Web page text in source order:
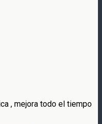
, mejora todo el tiempo